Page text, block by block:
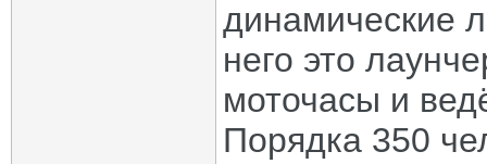
динамические
него это
моточасы и
Порядка 350